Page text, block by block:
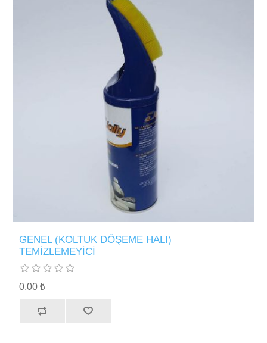
GENEL (KOLTUK DÖŞEME HALI)
TEMİZLEMEYİCİ
0,00 ₺